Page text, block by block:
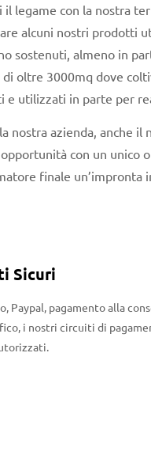
il legame con la nostra
alcuni nostri prodotti
sostenuti, almeno in
di oltre 3000mq dove
e utilizzati in parte per
nostra azienda, anche
con un unico
finale un’impronta
Sicuri
Paypal, pagamento alla
i nostri circuiti di